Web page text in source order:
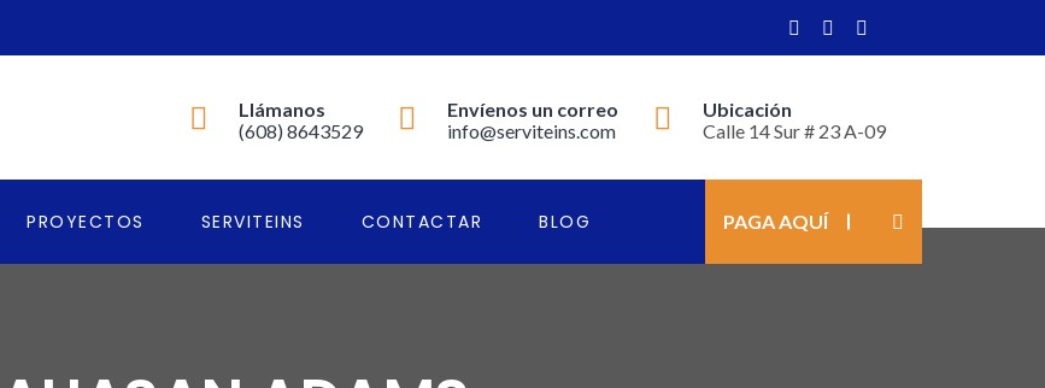
Llámanos
(608) 8643529
Envíenos un correo
info@serviteins.com
Ubicación
Calle 14 Sur # 23 A-09
PROYECTOS SERVITEINS CONTACTAR BLOG PAGA AQUÍ